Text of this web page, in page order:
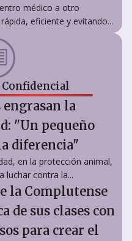
médico a otro
eficiente y evitando...
Confidencial
la
"Un pequeño
diferencia"
en la protección animal,
luchar contra la...
la Complutense
de sus clases con
para crear el